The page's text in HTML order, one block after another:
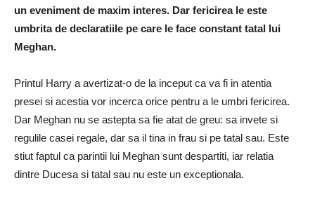
un eveniment de maxim interes. Dar fericirea le este
umbrita de declaratiile pe care le face constant tatal lui
Meghan.
Printul Harry a avertizat-o de la inceput ca va fi in atentia
presei si acestia vor incerca orice pentru a le umbri fericirea.
Dar Meghan nu se astepta sa fie atat de greu: sa invete si
regulile casei regale, dar sa il tina in frau si pe tatal sau. Este
stiut faptul ca parintii lui Meghan sunt despartiti, iar relatia
dintre Ducesa si tatal sau nu este un exceptionala.